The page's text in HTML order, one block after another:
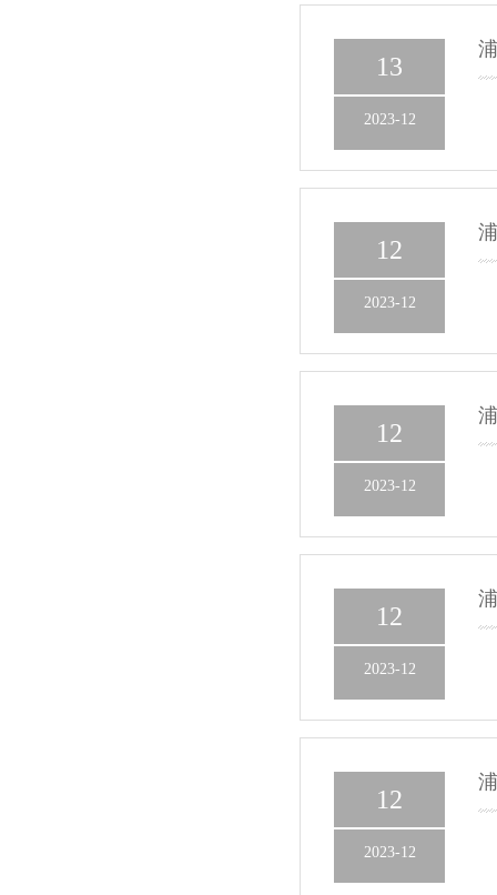
13
2023-12
12
2023-12
12
2023-12
12
2023-12
12
2023-12